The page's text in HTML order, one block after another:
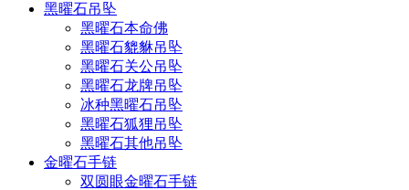
黑曜石吊坠
黑曜石本命佛
黑曜石貔貅吊坠
黑曜石关公吊坠
黑曜石龙牌吊坠
冰种黑曜石吊坠
黑曜石狐狸吊坠
黑曜石其他吊坠
金曜石手链
双圆眼金曜石手链